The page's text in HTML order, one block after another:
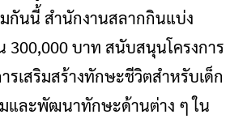
กันนี้ สำนักงานสลากกินแบ่ง
300,000 บาท สนับสนุนโครงการ
รเสริมสร้างทักษะชีวิตสำหรับเด็ก
มและพัฒนาทักษะด้านต่าง ๆ ใน